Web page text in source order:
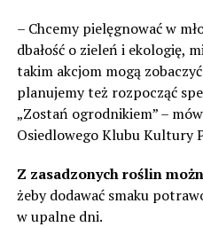
– Chcemy pielęgnować w
dbałość o zieleń i ekologię,
takim akcjom mogą
planujemy też rozpocząć
„Zostań ogrodnikiem” –
Osiedlowego Klubu Kultury
Z zasadzonych roślin
żeby dodawać smaku
w upalne dni.